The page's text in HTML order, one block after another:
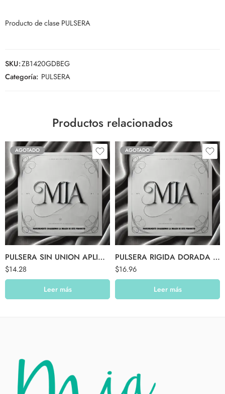
Producto de clase PULSERA
SKU:ZB1420GDBEG
Categoría: PULSERA
Productos relacionados
AGOTADO
PULSERA SIN UNION APLIQUE PIRAMIDE
$14.28
Leer más
AGOTADO
PULSERA RIGIDA DORADA ANCHA EN X ELLA
$16.96
Leer más